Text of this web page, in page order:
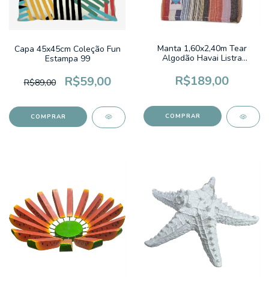
Capa 45x45cm Coleção Fun
Estampa 99
R$89,00 R$59,00
Manta 1,60x2,40m Tear
Algodão Havai Listra
R$189,00